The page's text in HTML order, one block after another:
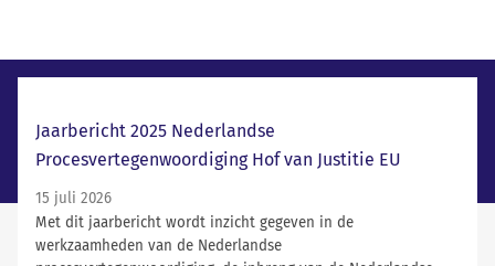
Jaarbericht 2025 Nederlandse
Procesvertegenwoordiging Hof van Justitie EU
15 juli 2026
Met dit jaarbericht wordt inzicht gegeven in de
werkzaamheden van de Nederlandse